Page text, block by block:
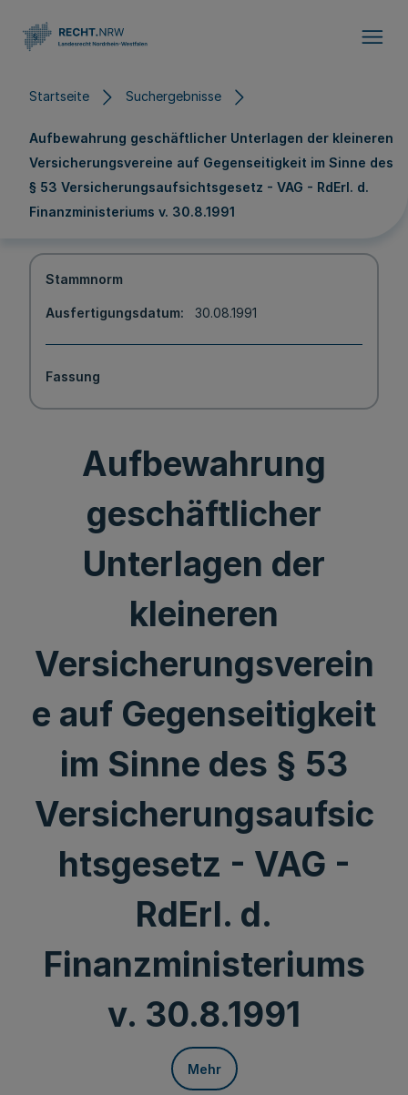
Startseite Suchergebnisse
Aufbewahrung geschäftlicher Unterlagen der kleineren
Versicherungsvereine auf Gegenseitigkeit im Sinne des
§ 53 Versicherungsaufsichtsgesetz - VAG - RdErl. d.
Finanzministeriums v. 30.8.1991
Stammnorm
Ausfertigungsdatum 30.08.1991
Fassung
Aufbewahrung
geschäftlicher
Unterlagen der
kleineren
Versicherungsverein
e auf Gegenseitigkeit
im Sinne des § 53
Versicherungsaufsic
htsgesetz - VAG -
RdErl. d.
Finanzministeriums
v. 30.8.1991
Mehr